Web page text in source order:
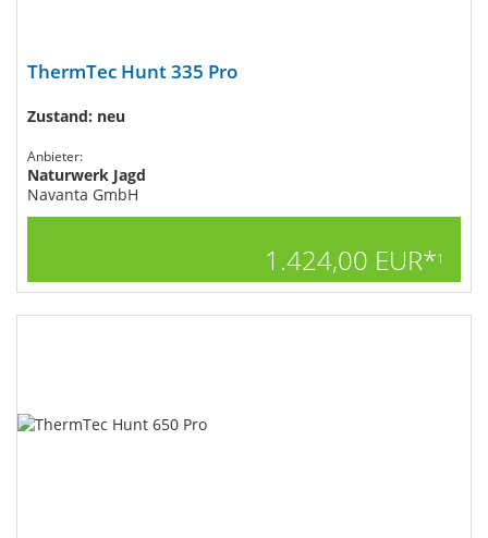
ThermTec Hunt 335 Pro
Zustand: neu
Anbieter:
Naturwerk Jagd
Navanta GmbH
1.424,00 EUR*1